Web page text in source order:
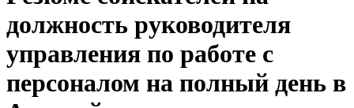
должность руководителя
управления по работе с
персоналом на полный день в